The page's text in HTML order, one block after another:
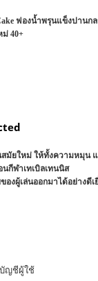
ฟองน้ำพรุนแข็งปาน
40+
มัยใหม่ ให้ทั้งความหมุน แ
กีฬาเทเบิลเทนนิส
งผู้เล่นออกมาได้อย่างดี
บัญชีผู้ใช้